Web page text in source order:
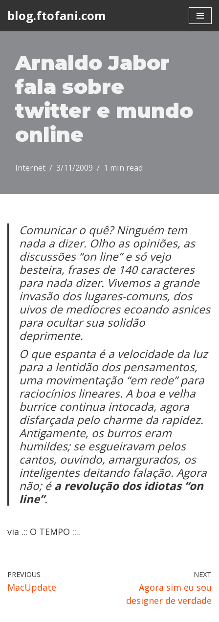
content
blog.ftofani.com
Arnaldo Jabor
fala sobre
twitter e mundo
online
Internet 3/11/2009 1 min read
Comunicar o quê? Ninguém tem
nada a dizer. Olho as opiniões, as
discussões “on line” e só vejo
besteira, frases de 140 caracteres
para nada dizer. Vivemos a grande
invasão dos lugares-comuns, dos
uivos de medíocres ecoando asnices
para ocultar sua solidão
deprimente.
O que espanta é a velocidade da luz
para a lentidão dos pensamentos,
uma movimentação “em rede” para
raciocínios lineares. A boa e velha
burrice continua intocada, agora
disfarçada pelo charme da rapidez.
Antigamente, os burros eram
humildes; se esgueiravam pelos
cantos, ouvindo, amargurados, os
inteligentes deitando falação. Agora
não; éa revolução dos idiotas “on
line”.
via .:: O TEMPO ::..
PREVIOUS
MacUpdate
NEXT
Agora sim eu sou
designer de verdade